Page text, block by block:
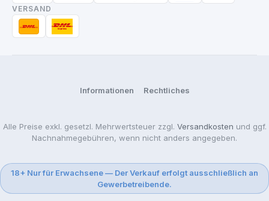
VERSAND
Informationen Rechtliches
Alle Preise exkl. gesetzl. Mehrwertsteuer zzgl. Versandkosten und ggf.
Nachnahmegebühren, wenn nicht anders angegeben.
18+ Nur für Erwachsene — Der Verkauf erfolgt ausschließlich an
Gewerbetreibende.